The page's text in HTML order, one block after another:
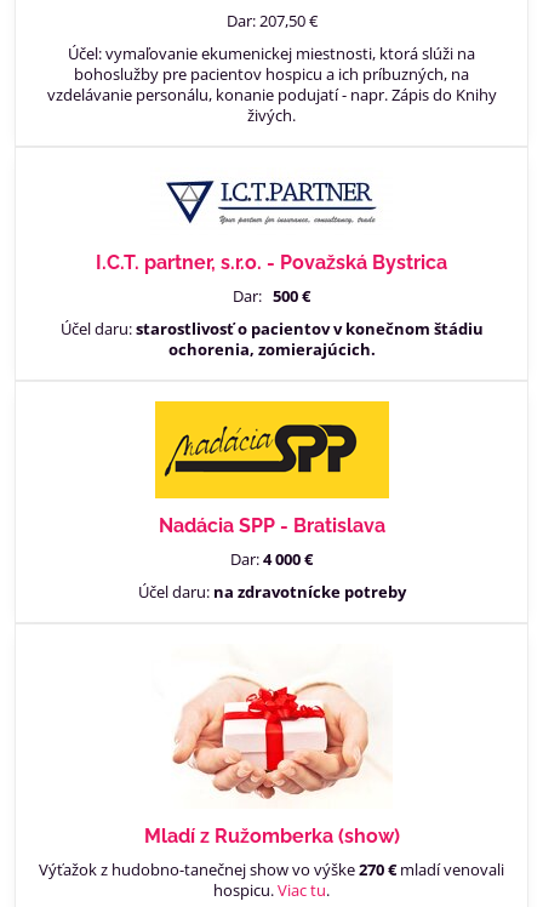
Dar: 207,50 €
Účel: vymaľovanie ekumenickej miestnosti, ktorá slúži na
bohoslužby pre pacientov hospicu a ich príbuzných, na
vzdelávanie personálu, konanie podujatí - napr. Zápis do Knihy
živých.
I.C.T. partner, s.r.o. - Považská Bystrica
Dar: 500 €
Účel daru:starostlivosť o pacientov v konečnom štádiu
ochorenia, zomierajúcich.
Nadácia SPP - Bratislava
Dar:4 000 €
Účel daru: na zdravotnícke potreby
Mladí z Ružomberka (show)
Výťažok z hudobno-tanečnej show vo výške270 €mladí venovali
hospicu.Viac tu.